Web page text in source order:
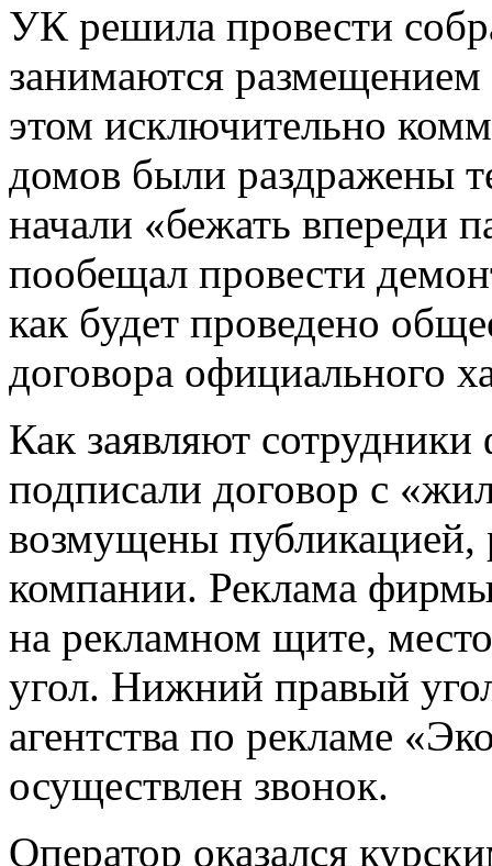
УК решила провести
занимаются
этом исключительно
домов были раздражены
начали «бежать впереди
пообещал провести
как будет проведено
договора официального
Как заявляют
подписали договор с
возмущены публикацией,
компании. Реклама
на рекламном щите,
угол. Нижний правый
агентства по рекламе
осуществлен звонок.
Оператор оказался